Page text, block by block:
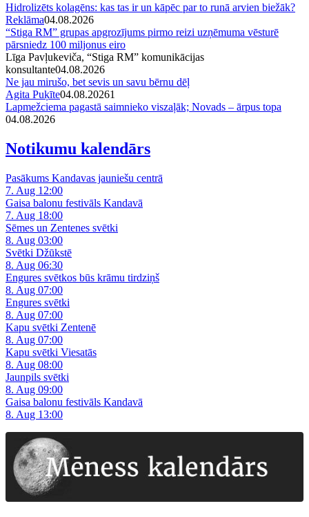
Hidrolizēts kolagēns: kas tas ir un kāpēc par to runā arvien biežāk?
Reklāma04.08.2026
“Stiga RM” grupas apgrozījums pirmo reizi uzņēmuma vēsturē
pārsniedz 100 miljonus eiro
Līga Pavļukeviča, “Stiga RM” komunikācijas
konsultante04.08.2026
Ne jau mirušo, bet sevis un savu bērnu dēļ
Agita Puķīte04.08.20261
Lapmežciema pagastā saimnieko viszaļāk; Novads – ārpus topa
04.08.2026
Notikumu kalendārs
Pasākums Kandavas jauniešu centrā
7. Aug 12:00
Gaisa balonu festivāls Kandavā
7. Aug 18:00
Sēmes un Zentenes svētki
8. Aug 03:00
Svētki Džūkstē
8. Aug 06:30
Engures svētkos būs krāmu tirdziņš
8. Aug 07:00
Engures svētki
8. Aug 07:00
Kapu svētki Zentenē
8. Aug 07:00
Kapu svētki Viesatās
8. Aug 08:00
Jaunpils svētki
8. Aug 09:00
Gaisa balonu festivāls Kandavā
8. Aug 13:00